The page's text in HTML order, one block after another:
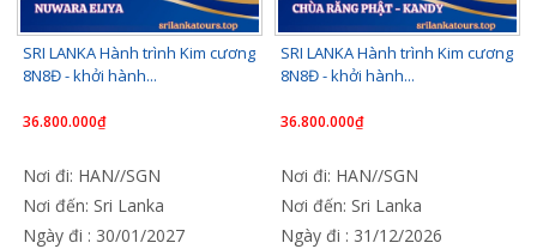
SRI LANKA Hành trình Kim cương
8N8Đ - khởi hành...
36.800.000₫
Nơi đi: HAN//SGN
Nơi đến: Sri Lanka
Ngày đi : 30/01/2027
SRI LANKA Hành trình Kim cương
8N8Đ - khởi hành...
36.800.000₫
Nơi đi: HAN//SGN
Nơi đến: Sri Lanka
Ngày đi : 31/12/2026